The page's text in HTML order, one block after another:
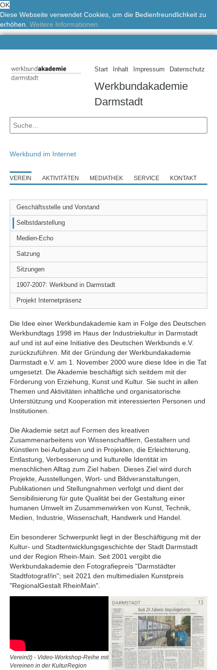
OK
Diese Webseite verwendet Cookies, um die Bedienfreundlichkeit zu
erhöhen. Weitere Informationen.
Start Inhalt Impressum Datenschutz
Werkbundakademie
Darmstadt
Werkbund im Internet
VEREIN AKTIVITÄTEN MEDIATHEK SERVICE KONTAKT
Geschäftsstelle und Vorstand
Selbstdarstellung
Medien-Echo
Satzung
Sitzungen
1907-2007: Werkbund in Darmstadt
Projekt Internetpräsenz
Die Idee einer Werkbundakademie kam in Folge des Deutschen
Werkbundtags 1998 im Haus der Industriekultur in Darmstadt
auf und ist auf eine Initiative des Deutschen Werkbunds e.V.
zurückzuführen. Mit der Gründung der Werkbundakademie
Darmstadt e.V. am 1. November 2000 wure diese Idee in die Tat
umgesetzt. Die Akademie beschäftigt sich seitdem mit der
Förderung von Erziehung, Kunst und Kultur. Sie sucht in allen
Themen und Aktivitäten inhaltliche und organisatorische
Unterstützung und Kooperation mit interessierten Personen und
Institutionen.
Die Akademie setzt auf Formen des kreativen
Zusammenarbeitens von Wissenschaftlern, Gestaltern und
Künstlern bei Aufgaben und in Projekten, die Erleichterung,
Entlastung, Verbesserung und kulturelle Identität im
menschlichen Alltag zum Ziel haben. Dieses Ziel wird durch
Projekte, Ausstellungen, Wort- und Bildveranstaltungen,
Publikationen und Stellungnahmen verfolgt und dient der
Sensibilisierung für gute Qualität bei der Gestaltung einer
humanen Umwelt im Zusammenwirken von Kunst, Technik,
Medien, Industrie, Wissenschaft, Handwerk und Handel.
Ein besonderer Schwerpunkt liegt in der Beschäftigung mit der
Kultur- und Stadtentwicklungsgeschichte der Stadt Darmstadt
und der Region Rhein-Main. Seit 2001 vergibt die
Werkbundakademie den Fotografiepreis "Darmstädter
Stadtfotograf/in"; seit 2021 den multimedialen Kunstpreis
"RegionalGestalt RheinMain".
Verein(t) - Video-Workshop-Reihe mit
Vereinen in der KulturRegion